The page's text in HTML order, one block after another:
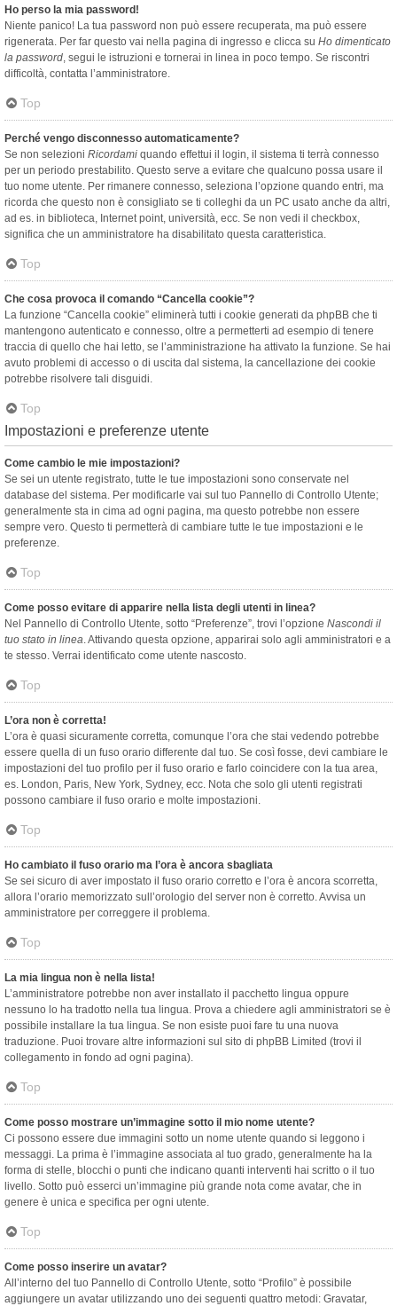
Ho perso la mia password!
Niente panico! La tua password non può essere recuperata, ma può essere
rigenerata. Per far questo vai nella pagina di ingresso e clicca su Ho dimenticato
la password, segui le istruzioni e tornerai in linea in poco tempo. Se riscontri
difficoltà, contatta l’amministratore.
Top
Perché vengo disconnesso automaticamente?
Se non selezioni Ricordami quando effettui il login, il sistema ti terrà connesso
per un periodo prestabilito. Questo serve a evitare che qualcuno possa usare il
tuo nome utente. Per rimanere connesso, seleziona l’opzione quando entri, ma
ricorda che questo non è consigliato se ti colleghi da un PC usato anche da altri,
ad es. in biblioteca, Internet point, università, ecc. Se non vedi il checkbox,
significa che un amministratore ha disabilitato questa caratteristica.
Top
Che cosa provoca il comando “Cancella cookie”?
La funzione “Cancella cookie” eliminerà tutti i cookie generati da phpBB che ti
mantengono autenticato e connesso, oltre a permetterti ad esempio di tenere
traccia di quello che hai letto, se l’amministrazione ha attivato la funzione. Se hai
avuto problemi di accesso o di uscita dal sistema, la cancellazione dei cookie
potrebbe risolvere tali disguidi.
Top
Impostazioni e preferenze utente
Come cambio le mie impostazioni?
Se sei un utente registrato, tutte le tue impostazioni sono conservate nel
database del sistema. Per modificarle vai sul tuo Pannello di Controllo Utente;
generalmente sta in cima ad ogni pagina, ma questo potrebbe non essere
sempre vero. Questo ti permetterà di cambiare tutte le tue impostazioni e le
preferenze.
Top
Come posso evitare di apparire nella lista degli utenti in linea?
Nel Pannello di Controllo Utente, sotto “Preferenze”, trovi l’opzione Nascondi il
tuo stato in linea. Attivando questa opzione, apparirai solo agli amministratori e a
te stesso. Verrai identificato come utente nascosto.
Top
L’ora non è corretta!
L’ora è quasi sicuramente corretta, comunque l’ora che stai vedendo potrebbe
essere quella di un fuso orario differente dal tuo. Se così fosse, devi cambiare le
impostazioni del tuo profilo per il fuso orario e farlo coincidere con la tua area,
es. London, Paris, New York, Sydney, ecc. Nota che solo gli utenti registrati
possono cambiare il fuso orario e molte impostazioni.
Top
Ho cambiato il fuso orario ma l’ora è ancora sbagliata
Se sei sicuro di aver impostato il fuso orario corretto e l’ora è ancora scorretta,
allora l’orario memorizzato sull’orologio del server non è corretto. Avvisa un
amministratore per correggere il problema.
Top
La mia lingua non è nella lista!
L’amministratore potrebbe non aver installato il pacchetto lingua oppure
nessuno lo ha tradotto nella tua lingua. Prova a chiedere agli amministratori se è
possibile installare la tua lingua. Se non esiste puoi fare tu una nuova
traduzione. Puoi trovare altre informazioni sul sito di phpBB Limited (trovi il
collegamento in fondo ad ogni pagina).
Top
Come posso mostrare un’immagine sotto il mio nome utente?
Ci possono essere due immagini sotto un nome utente quando si leggono i
messaggi. La prima è l’immagine associata al tuo grado, generalmente ha la
forma di stelle, blocchi o punti che indicano quanti interventi hai scritto o il tuo
livello. Sotto può esserci un’immagine più grande nota come avatar, che in
genere è unica e specifica per ogni utente.
Top
Come posso inserire un avatar?
All’interno del tuo Pannello di Controllo Utente, sotto “Profilo” è possibile
aggiungere un avatar utilizzando uno dei seguenti quattro metodi: Gravatar,